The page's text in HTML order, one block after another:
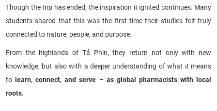
Though the trip has ended, the inspiration it ignited continues. Many
students shared that this was the first time their studies felt truly
connected to nature, people, and purpose.
From the highlands of Tả Phìn, they return not only with new
knowledge, but also with a deeper understanding of what it means
to
learn, connect, and serve – as global pharmacists with local
roots.